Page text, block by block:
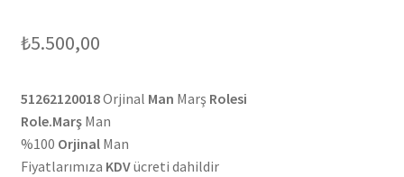
₺5.500,00
51262120018Orjinal Man Marş Rolesi
Role.MarşMan
%100 OrjinalMan
Fiyatlarımıza KDVücreti dahildir